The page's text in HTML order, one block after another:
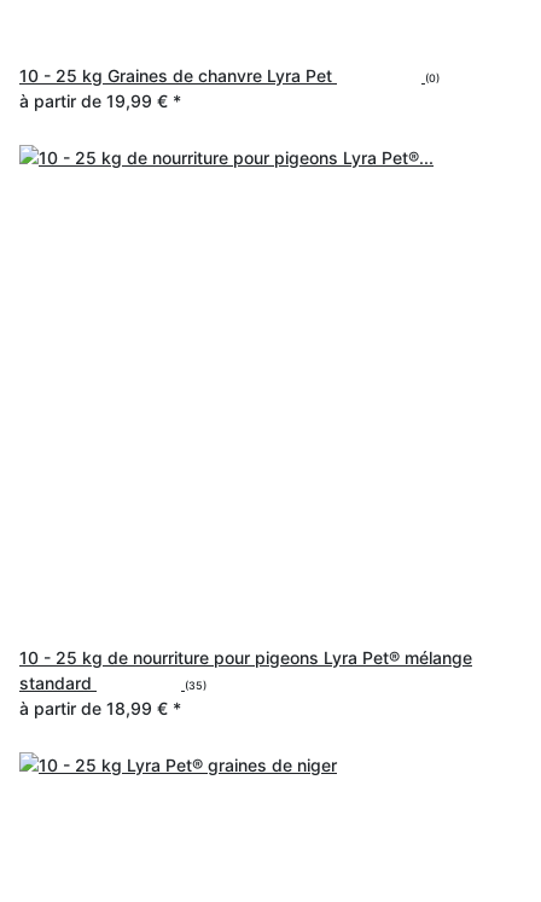
10 - 25 kg Graines de chanvre Lyra Pet (0)
à partir de 19,99 € *
10 - 25 kg de nourriture pour pigeons Lyra Pet® mélange
standard
(35)
à partir de 18,99 € *